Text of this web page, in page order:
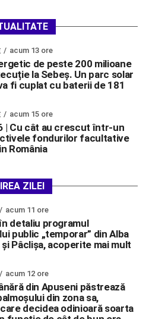
acum 13 ore
de peste 200 milioane
la Sebeș. Un parc solar
fi cuplat cu baterii de 181
acum 15 ore
| Cu cât au crescut într-un
fondurilor facultative
România
ZILEI
acum 11 ore
detaliu programul
public „temporar” din Alba
și Pâclișa, acoperite mai mult
acum 12 ore
din Apuseni păstrează
din zona sa,
decidea odinioară soarta